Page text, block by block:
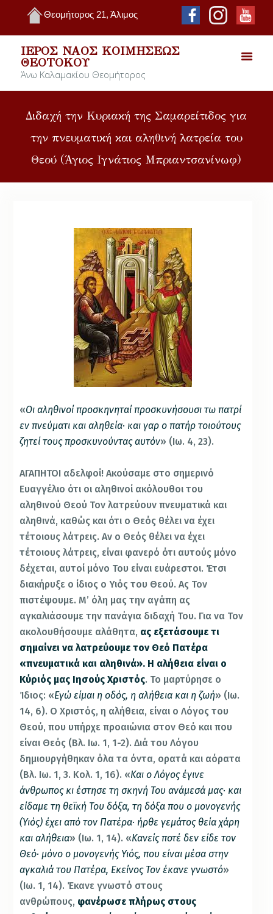
Θεομήτορος 21, Άλιμος
ΙΕΡΌΣ ΝΑΌΣ ΚΟΙΜΉΣΕΩΣ
ΘΕΟΤΌΚΟΥ
Άνω Καλαμακίου Θεομήτορος
Διδαχή την Κυριακή της Σαμαρείτιδος για
την πνευματική και αληθινή λατρεία του
Θεού (Άγιος Ιγνάτιος Μπριαντσανίνωφ)
«Οι αληθινοί προσκηνηταί προσκυνήσουσι τω πατρί
εν πνεύματι και αληθεία· και γαρ ο πατήρ τοιούτους
ζητεί τους προσκυνούντας αυτόν» (Ιω. 4, 23).
ΑΓΑΠΗΤΟΙ αδελφοί! Ακούσαμε στο σημερινό
Ευαγγέλιο ότι οι αληθινοί ακόλουθοι του
αληθινού Θεού Τον λατρεύουν πνευματικά και
αληθινά, καθώς και ότι ο Θεός θέλει να έχει
τέτοιους λάτρεις. Αν ο Θεός θέλει να έχει
τέτοιους λάτρεις, είναι φανερό ότι αυτούς μόνο
δέχεται, αυτοί μόνο Του είναι ευάρεστοι. Έτσι
διακήρυξε ο ίδιος ο Υιός του Θεού. Ας Τον
πιστέψουμε. Μ’ όλη μας την αγάπη ας
αγκαλιάσουμε την πανάγια διδαχή Του. Για να Τον
ακολουθήσουμε αλάθητα, ας εξετάσουμε τι
σημαίνει να λατρεύουμε τον Θεό Πατέρα
«πνευματικά και αληθινά». Η αλήθεια είναι ο
Κύριός μας Ιησούς Χριστός. Το μαρτύρησε ο
Ίδιος: «Εγώ είμαι η οδός, η αλήθεια και η ζωή» (Ιω.
14, 6). Ο Χριστός, η αλήθεια, είναι ο Λόγος του
Θεού, που υπήρχε προαιώνια στον Θεό και που
είναι Θεός (Βλ. Ιω. 1, 1-2). Διά του Λόγου
δημιουργήθηκαν όλα τα όντα, ορατά και αόρατα
(Βλ. Ιω. 1, 3. Κολ. 1, 16). «Και ο Λόγος έγινε
άνθρωπος κι έστησε τη σκηνή Του ανάμεσά μας· και
είδαμε τη θεϊκή Του δόξα, τη δόξα που ο μονογενής
(Υιός) έχει από τον Πατέρα· ήρθε γεμάτος θεία χάρη
και αλήθεια» (Ιω. 1, 14). «Κανείς ποτέ δεν είδε τov
Θεό· μόνο ο μονογενής Υιός, που είναι μέσα στην
αγκαλιά του Πατέρα, Εκείνος Τον έκανε γνωστό»
(Ιω. 1, 14). Έκανε γνωστό στους
ανθρώπους, φανέρωσε πλήρως στους